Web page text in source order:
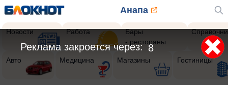
Анапа
Новости Работа
Бары
- рестораны
Авто Медицина Магазины Гостиницы
5
Реклама закроется через: